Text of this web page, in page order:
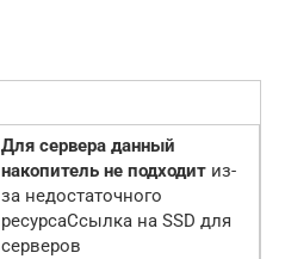
Для сервера данный
накопитель не подходит из-
за недостаточного
ресурсаСсылка на SSD для
серверов